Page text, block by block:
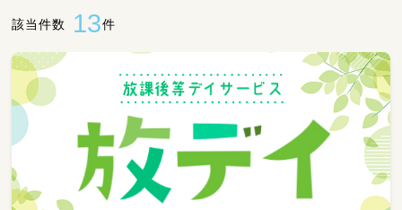
該当件数 13件